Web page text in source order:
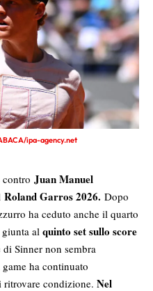
ipa-agency.net
Juan Manuel
Roland Garros 2026. Dopo
ha ceduto anche il quarto
al quinto set sullo score
Sinner non sembra
ha continuato
ritrovare condizione. Nel